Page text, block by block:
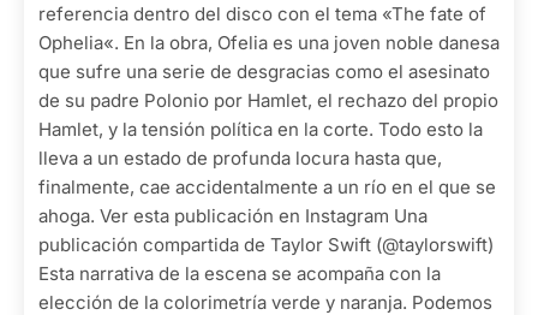
referencia dentro del disco con el tema «The fate of
Ophelia«. En la obra, Ofelia es una joven noble danesa
que sufre una serie de desgracias como el asesinato
de su padre Polonio por Hamlet, el rechazo del propio
Hamlet, y la tensión política en la corte. Todo esto la
lleva a un estado de profunda locura hasta que,
finalmente, cae accidentalmente a un río en el que se
ahoga. Ver esta publicación en Instagram Una
publicación compartida de Taylor Swift (@taylorswift)
Esta narrativa de la escena se acompaña con la
elección de la colorimetría verde y naranja. Podemos